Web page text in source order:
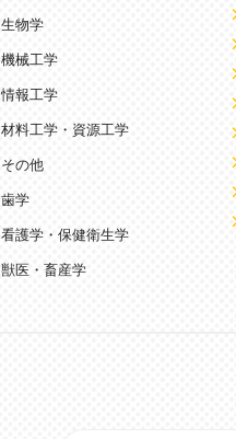
生物学
機械工学
情報工学
材料工学・資源工学
その他
歯学
看護学・保健衛生学
獣医・畜産学